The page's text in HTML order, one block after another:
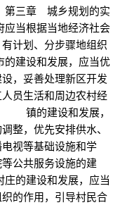
第三章 城乡规划的实
当根据当地经济社会
计划、分步骤地组织
建设和发展，应当优
，妥善处理新区开发
员生活和周边农村经
镇的建设和发展，
整，优先安排供水、
视等基础设施和学
公共服务设施的建
的建设和发展，应当
的作用，引导村民合